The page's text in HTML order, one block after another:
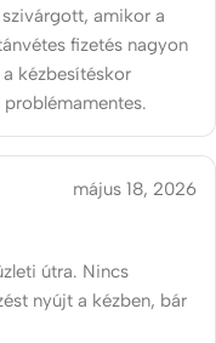
amikor a
fizetés nagyon
kézbesítéskor
május 18, 2026
útra. Nincs
nyújt a kézben, bár